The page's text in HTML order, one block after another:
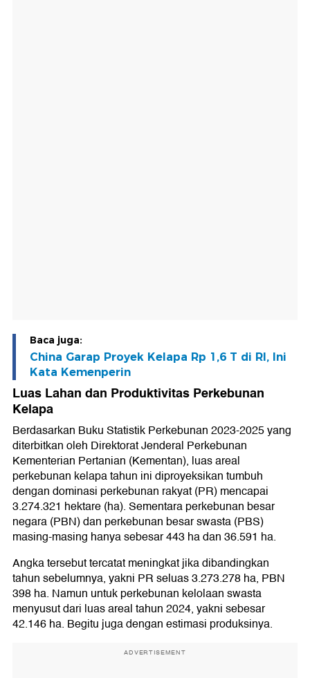
Baca juga:
China Garap Proyek Kelapa Rp 1,6 T di RI, Ini
Kata Kemenperin
Luas Lahan dan Produktivitas Perkebunan
Kelapa
Berdasarkan Buku Statistik Perkebunan 2023-2025 yang
diterbitkan oleh Direktorat Jenderal Perkebunan
Kementerian Pertanian (Kementan), luas areal
perkebunan kelapa tahun ini diproyeksikan tumbuh
dengan dominasi perkebunan rakyat (PR) mencapai
3.274.321 hektare (ha). Sementara perkebunan besar
negara (PBN) dan perkebunan besar swasta (PBS)
masing-masing hanya sebesar 443 ha dan 36.591 ha.
Angka tersebut tercatat meningkat jika dibandingkan
tahun sebelumnya, yakni PR seluas 3.273.278 ha, PBN
398 ha. Namun untuk perkebunan kelolaan swasta
menyusut dari luas areal tahun 2024, yakni sebesar
42.146 ha. Begitu juga dengan estimasi produksinya.
ADVERTISEMENT